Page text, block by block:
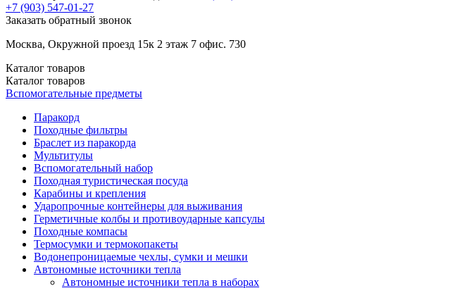
+7 (903) 547-01-27
Заказать обратный звонок
Москва, Окружной проезд 15к 2 этаж 7 офис. 730
Каталог товаров
Каталог товаров
Вспомогательные предметы
Паракорд
Походные фильтры
Браслет из паракорда
Мультитулы
Вспомогательный набор
Походная туристическая посуда
Карабины и крепления
Ударопрочные контейнеры для выживания
Герметичные колбы и противоударные капсулы
Походные компасы
Термосумки и термокопакеты
Водонепроницаемые чехлы, сумки и мешки
Автономные источники тепла
Автономные источники тепла в наборах